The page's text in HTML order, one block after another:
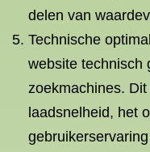
delen van
Technische
website technisch
zoekmachines.
laadsnelheid, het